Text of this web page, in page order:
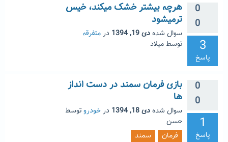
0
0
3
پاسخ
هرچه بیشتر خشک میکند، خیس
ترمیشود
سوال شدهدی 19, 1394 درمتفرقه
توسط میلاد
0
0
1
پاسخ
بازی فرمان سمند در دست انداز
ها
سوال شدهدی 18, 1394 درخودروتوسط
حسن
فرمان
سمند